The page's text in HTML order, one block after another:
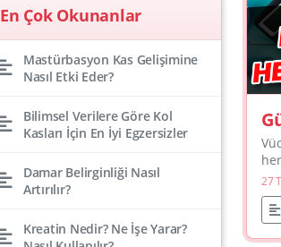
En Çok Okunanlar
Mastürbasyon Kas Gelişimine
Nasıl Etki Eder?
Bilimsel Verilere Göre Kol
Kasları İçin En İyi Egzersizler
Damar Belirginliği Nasıl
Artırılır?
Kreatin Nedir? Ne İşe Yarar?
27